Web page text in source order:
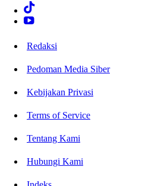
Redaksi
Pedoman Media Siber
Kebijakan Privasi
Terms of Service
Tentang Kami
Hubungi Kami